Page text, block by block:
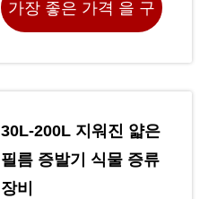
가장 좋은 가격 을 구
30L-200L 지워진 얇은
필름 증발기 식물 증류
장비